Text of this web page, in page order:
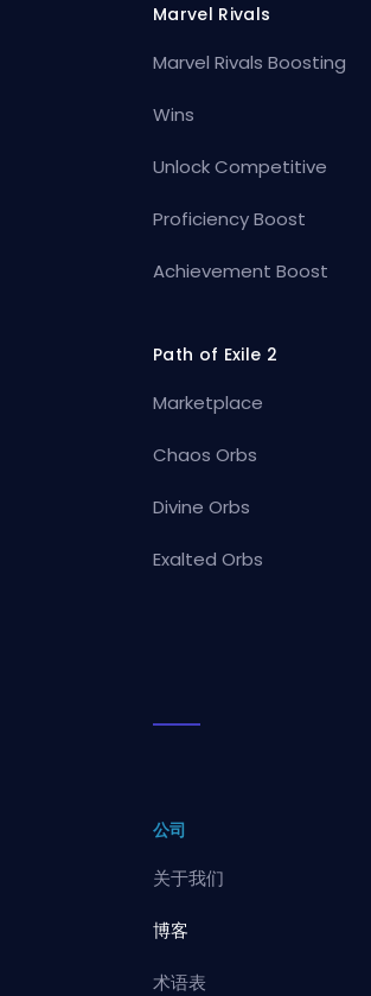
Marvel Rivals
Marvel Rivals Boosting
Wins
Unlock Competitive
Proficiency Boost
Achievement Boost
Path of Exile 2
Marketplace
Chaos Orbs
Divine Orbs
Exalted Orbs
公司
关于我们
博客
术语表